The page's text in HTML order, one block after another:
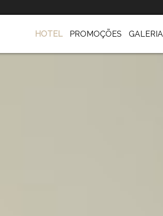
HOTEL PROMOÇÕES GALERIA